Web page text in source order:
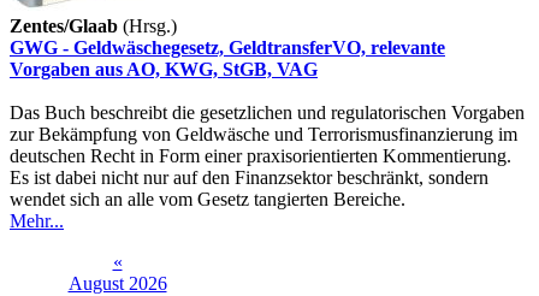
Zentes/Glaab (Hrsg.)
GWG - Geldwäschegesetz, GeldtransferVO, relevante
Vorgaben aus AO, KWG, StGB, VAG
Das Buch beschreibt die gesetzlichen und regulatorischen Vorgaben
zur Bekämpfung von Geldwäsche und Terrorismusfinanzierung im
deutschen Recht in Form einer praxisorientierten Kommentierung.
Es ist dabei nicht nur auf den Finanzsektor beschränkt, sondern
wendet sich an alle vom Gesetz tangierten Bereiche.
Mehr...
«
August 2026